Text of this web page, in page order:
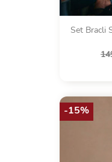
Set Bracli
-15%